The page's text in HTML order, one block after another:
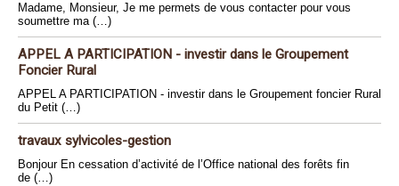
Madame, Monsieur, Je me permets de vous contacter pour vous
soumettre ma (…)
APPEL A PARTICIPATION - investir dans le Groupement
Foncier Rural
APPEL A PARTICIPATION - investir dans le Groupement foncier Rural
du Petit (…)
travaux sylvicoles-gestion
Bonjour En cessation d’activité de l’Office national des forêts fin
de (…)